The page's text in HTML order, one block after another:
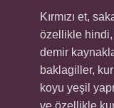
Kırmızı et,
özellikle hindi,
demir
baklagiller,
koyu yeşil
ve özellikle